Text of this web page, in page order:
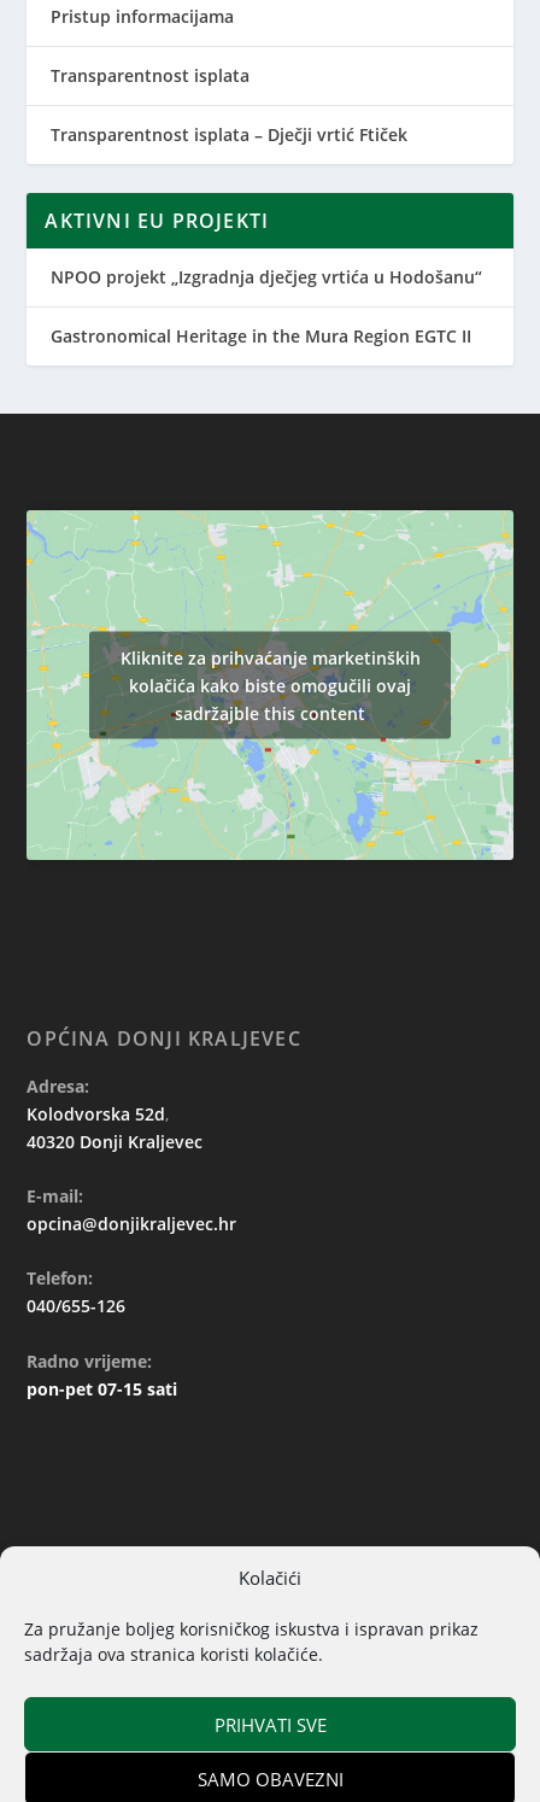
Kolačići
Za pružanje boljeg korisničkog iskustva i ispravan prikaz
sadržaja ova stranica koristi kolačiće.
PRIHVATI SVE
SAMO OBAVEZNI
Pristup informacijama
Transparentnost isplata
Transparentnost isplata – Dječji vrtić Ftiček
AKTIVNI EU PROJEKTI
NPOO projekt „Izgradnja dječjeg vrtića u Hodošanu“
Gastronomical Heritage in the Mura Region EGTC II
Kliknite za prihvaćanje marketinških
kolačića kako biste omogučili ovaj
sadržajble this content
OPĆINA DONJI KRALJEVEC
Adresa:
Kolodvorska 52d,
40320 Donji Kraljevec
E-mail:
opcina@donjikraljevec.hr
Telefon:
040/655-126
Radno vrijeme:
pon-pet 07-15 sati
Općina Donji Kraljevec© 2019. Sva prava pridržana | Izrada